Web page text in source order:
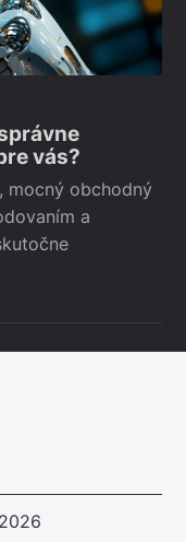
vás?
mocný obchodný
a